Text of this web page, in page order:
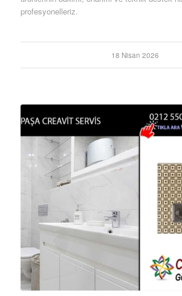
profesyonelleriz.
18 Nisan 2026